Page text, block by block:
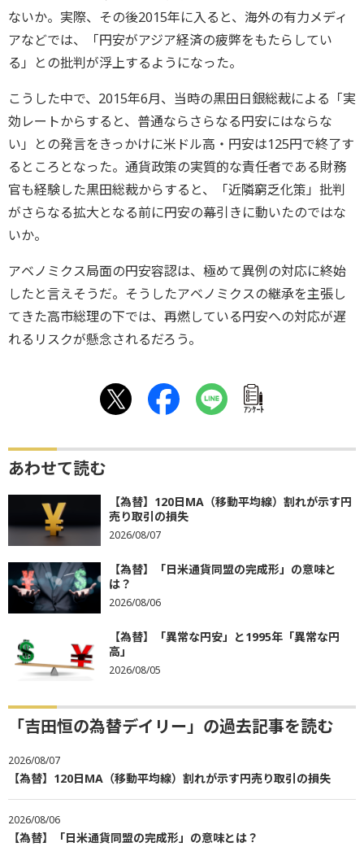
ないか。実際、その後2015年に入ると、海外の有力メディ
アなどでは、「円安がアジア経済の疲弊をもたらしてい
る」との批判が浮上するようになった。
こうした中で、2015年6月、当時の黒田日銀総裁による「実
効レートからすると、普通ならさらなる円安にはならな
い」との発言をきっかけに米ドル高・円安は125円で終了す
るところとなった。通貨政策の実質的な責任者である財務
官も経験した黒田総裁からすると、「近隣窮乏化策」批判
がさらなる拡大となる前に円安の幕引きに動いたのではな
いか。
アベノミクス局面の円安容認は、極めて異例の対応に終始
したと言えそうだ。そうしたアベノミクスの継承を主張し
てきた高市総理の下では、再燃している円安への対応が遅
れるリスクが懸念されるだろう。
ｱﾝｹｰﾄ
あわせて読む
【為替】120日MA（移動平均線）割れが示す円
売り取引の損失
2026/08/07
【為替】「日米通貨同盟の完成形」の意味と
は？
2026/08/06
【為替】「異常な円安」と1995年「異常な円
高」
2026/08/05
「吉田恒の為替デイリー」の過去記事を読む
2026/08/07
【為替】120日MA（移動平均線）割れが示す円売り取引の損失
2026/08/06
【為替】「日米通貨同盟の完成形」の意味とは？